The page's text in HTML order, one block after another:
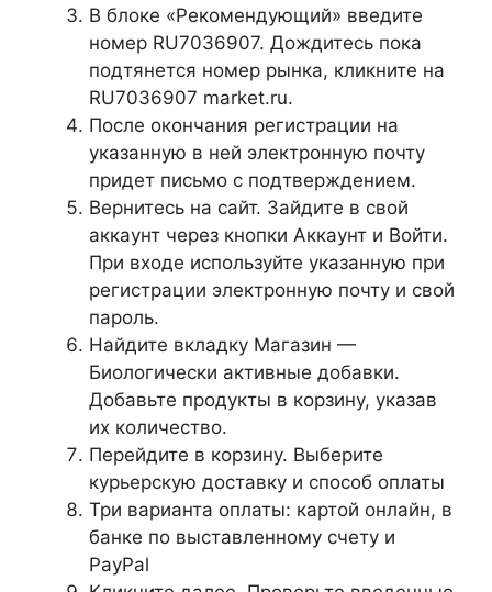
В блоке «Рекомендующий» введите
номер RU7036907. Дождитесь пока
подтянется номер рынка, кликните на
RU7036907 market.ru.
После окончания регистрации на
указанную в ней электронную почту
придет письмо с подтверждением.
Вернитесь на сайт. Зайдите в свой
аккаунт через кнопки Аккаунт и Войти.
При входе используйте указанную при
регистрации электронную почту и свой
пароль.
Найдите вкладку Магазин —
Биологически активные добавки.
Добавьте продукты в корзину, указав
их количество.
Перейдите в корзину. Выберите
курьерскую доставку и способ оплаты
Три варианта оплаты: картой онлайн, в
банке по выставленному счету и
PayPal